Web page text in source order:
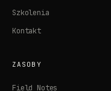
Szkolenia
Kontakt
ZASOBY
Field Notes